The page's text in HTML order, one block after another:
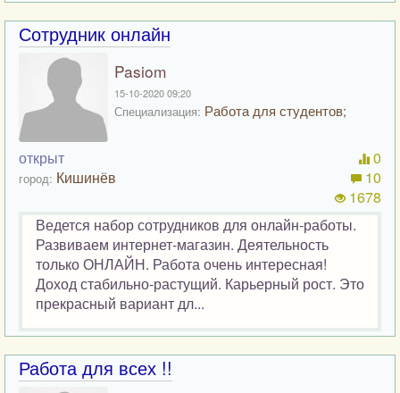
Сотрудник онлайн
Pasiom
15-10-2020 09:20
Специализация: Работа для студентов;
открыт
город: Кишинёв
0
10
1678
Ведется набор сотрудников для онлайн-работы.
Развиваем интернет-магазин. Деятельность
только ОНЛАЙН. Работа очень интересная!
Доход стабильно-растущий. Карьерный рост. Это
прекрасный вариант дл...
Работа для всех !!